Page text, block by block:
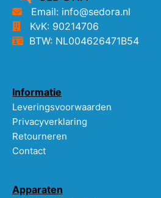
Email: info@sedora.nl
KvK: 90214706
BTW: NL004626471B54
Informatie
Leveringsvoorwaarden
Privacyverklaring
Retourneren
Contact
Apparaten